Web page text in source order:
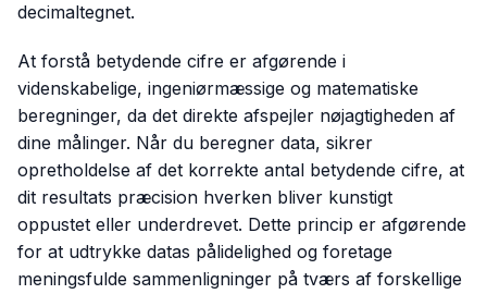
decimaltegnet.
At forstå betydende cifre er afgørende i
videnskabelige, ingeniørmæssige og matematiske
beregninger, da det direkte afspejler nøjagtigheden af
dine målinger. Når du beregner data, sikrer
opretholdelse af det korrekte antal betydende cifre, at
dit resultats præcision hverken bliver kunstigt
oppustet eller underdrevet. Dette princip er afgørende
for at udtrykke datas pålidelighed og foretage
meningsfulde sammenligninger på tværs af forskellige